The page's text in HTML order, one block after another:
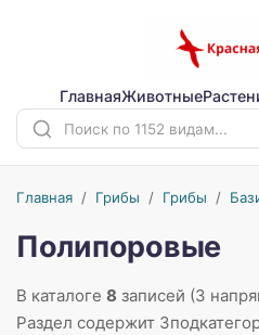
ГлавнаяЖивотные
Главная / Грибы / Грибы /
Полипоровые
В каталоге 8 записей (3
Раздел содержит